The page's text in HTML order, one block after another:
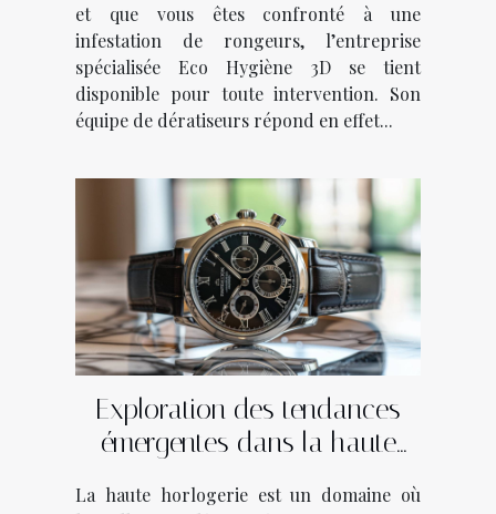
et que vous êtes confronté à une
infestation de rongeurs, l’entreprise
spécialisée Eco Hygiène 3D se tient
disponible pour toute intervention. Son
équipe de dératiseurs répond en effet...
Exploration des tendances
émergentes dans la haute
La haute horlogerie est un domaine où